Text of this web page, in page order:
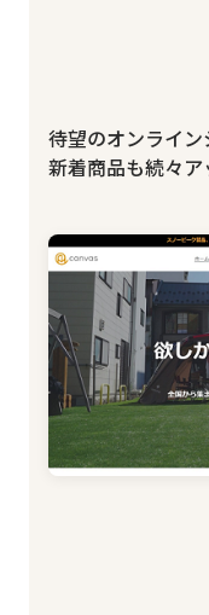
待望のオンライン
新着商品も続々ア